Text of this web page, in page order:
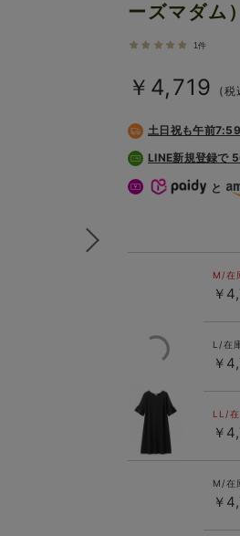
ーズマダム）
1件
￥4,719 (税
土日祝も午前
LINE新規登録で
と
ブラック
M/在
￥
L/在
￥
LL/在
￥
M/在
￥